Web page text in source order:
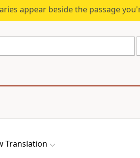
appear beside the passage
Translation